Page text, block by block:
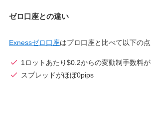
ゼロ口座との違い
Exnessゼロ口座はプロ口座と比べて以下の点
1ロットあたり$0.2からの変動制手数料
スプレッドがほぼ0pips